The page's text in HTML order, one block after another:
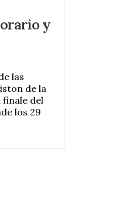
y
las
de la
del
los 29